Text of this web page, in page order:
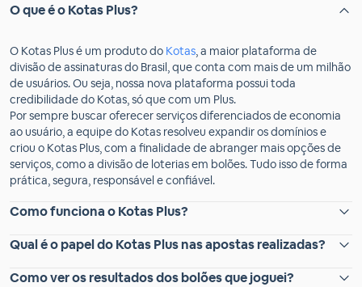
O que é o Kotas Plus?
O Kotas Plus é um produto do Kotas, a maior plataforma de
divisão de assinaturas do Brasil, que conta com mais de um milhão
de usuários. Ou seja, nossa nova plataforma possui toda
credibilidade do Kotas, só que com um Plus.
Por sempre buscar oferecer serviços diferenciados de economia
ao usuário, a equipe do Kotas resolveu expandir os domínios e
criou o Kotas Plus, com a finalidade de abranger mais opções de
serviços, como a divisão de loterias em bolões. Tudo isso de forma
prática, segura, responsável e confiável.
Como funciona o Kotas Plus?
Qual é o papel do Kotas Plus nas apostas realizadas?
Como ver os resultados dos bolões que joguei?